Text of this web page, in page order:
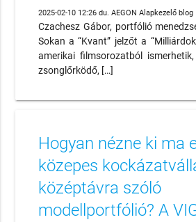
2025-02-10 12:26 du. AEGON Alapkezelő blog
Czachesz Gábor, portfólió
Sokan a “Kvant” jelzőt a
amerikai filmsorozatból
zsonglőrködő, […]
Hogyan nézne ki ma
közepes
középtávra szóló
modellportfólió? A